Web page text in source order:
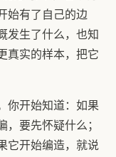
始有了自己的边
发生了什么，也知
真实的样本，把它
你开始知道：如果
要先怀疑什么；
它开始编造，就说